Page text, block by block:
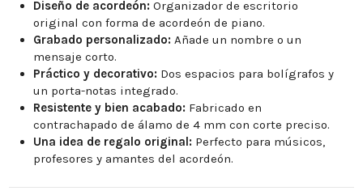
Diseño de acordeón: Organizador de escritorio
original con forma de acordeón de piano.
Grabado personalizado: Añade un nombre o un
mensaje corto.
Práctico y decorativo: Dos espacios para bolígrafos y
un porta-notas integrado.
Resistente y bien acabado: Fabricado en
contrachapado de álamo de 4 mm con corte preciso.
Una idea de regalo original: Perfecto para músicos,
profesores y amantes del acordeón.